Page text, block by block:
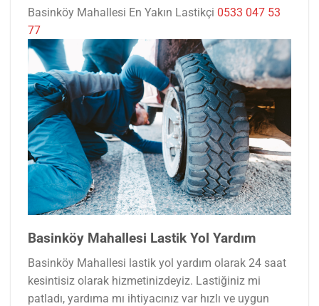
Basinköy Mahallesi En Yakın Lastikçi 0533 047 53
77
Basinköy Mahallesi Lastik Yol Yardım
Basinköy Mahallesi lastik yol yardım olarak 24 saat
kesintisiz olarak hizmetinizdeyiz. Lastiğiniz mi
patladı, yardıma mı ihtiyacınız var hızlı ve uygun